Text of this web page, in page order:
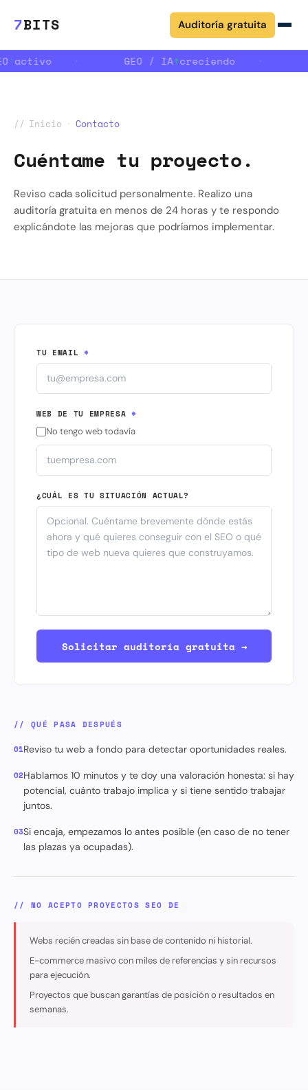
7BITS Auditoría gratuita
↑activo · GEO / IA↑creciendo ·
// Inicio · Contacto
Cuéntame tu proyecto.
Reviso cada solicitud personalmente. Realizo una
auditoría gratuita en menos de 24 horas y te respondo
explicándote las mejoras que podríamos implementar.
TU EMAIL *
WEB DE TU EMPRESA *
No tengo web todavía
¿CUÁL ES TU SITUACIÓN ACTUAL?
Solicitar auditoría gratuita →
// QUÉ PASA DESPUÉS
01Reviso tu web a fondo para detectar oportunidades reales.
02Hablamos 10 minutos y te doy una valoración honesta: si hay
potencial, cuánto trabajo implica y si tiene sentido trabajar
juntos.
03Si encaja, empezamos lo antes posible (en caso de no tener
las plazas ya ocupadas).
// NO ACEPTO PROYECTOS SEO DE
Webs recién creadas sin base de contenido ni historial.
E-commerce masivo con miles de referencias y sin recursos
para ejecución.
Proyectos que buscan garantías de posición o resultados en
semanas.